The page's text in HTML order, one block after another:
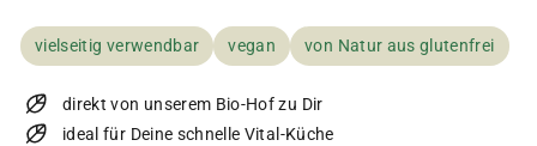
vielseitig verwendbar vegan von Natur aus glutenfrei
direkt von unserem Bio-Hof zu Dir
ideal für Deine schnelle Vital-Küche